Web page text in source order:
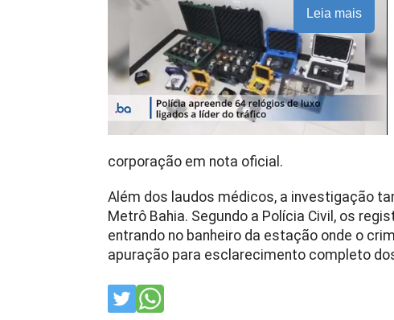
Leia mais
corporação em nota oficial.
Além dos laudos médicos, a investigação
Metrô Bahia. Segundo a Polícia Civil, os
entrando no banheiro da estação onde o
apuração para esclarecimento completo